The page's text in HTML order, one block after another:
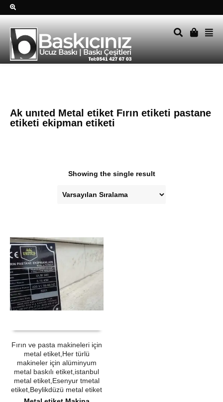
Ak unıted Metal etiket Fırın etiketi pastane
etiketi ekipman etiketi
Showing the single result
Fırın ve pasta makineleri için
metal etiket,Her türlü
makineler için alüminyum
metal baskılı etiket,istanbul
metal etiket,Esenyur tmetal
etiket,Beylikdüzü metal etiket